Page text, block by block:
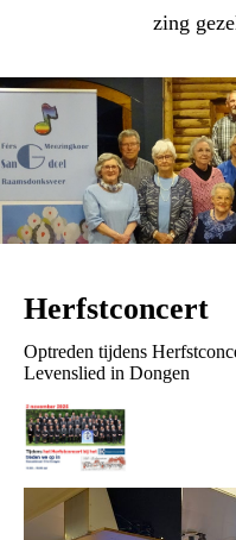
zing
Herfstconcert
Optreden tijdens
Levenslied in Dongen